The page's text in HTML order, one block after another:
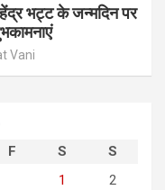
भट्ट के जन्मदिन पर
Vani
F S
S
1
2